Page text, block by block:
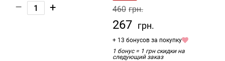
– + 460 грн.
267 грн.
+ 13 бонусов за покупку
1 бонус = 1 грн скидки на
следующий заказ